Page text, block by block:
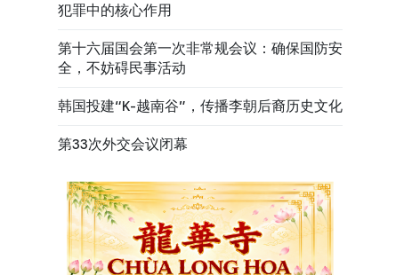
犯罪中的核心作用
第十六届国会第一次非常规会议：确保国防安
全，不妨碍民事活动
韩国投建“K-越南谷”，传播李朝后裔历史文化
第33次外交会议闭幕